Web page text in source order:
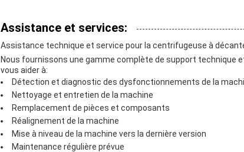
Assistance et services:
Assistance technique et service pour la centrifugeuse à
Nous fournissons une gamme complète de support technique
vous aider à:
Détection et diagnostic des dysfonctionnements de la
Nettoyage et entretien de la machine
Remplacement de pièces et composants
Réalignement de la machine
Mise à niveau de la machine vers la dernière version
Maintenance régulière prévue